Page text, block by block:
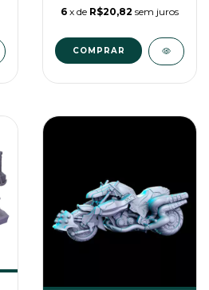
6 x de R$20,82 sem juros